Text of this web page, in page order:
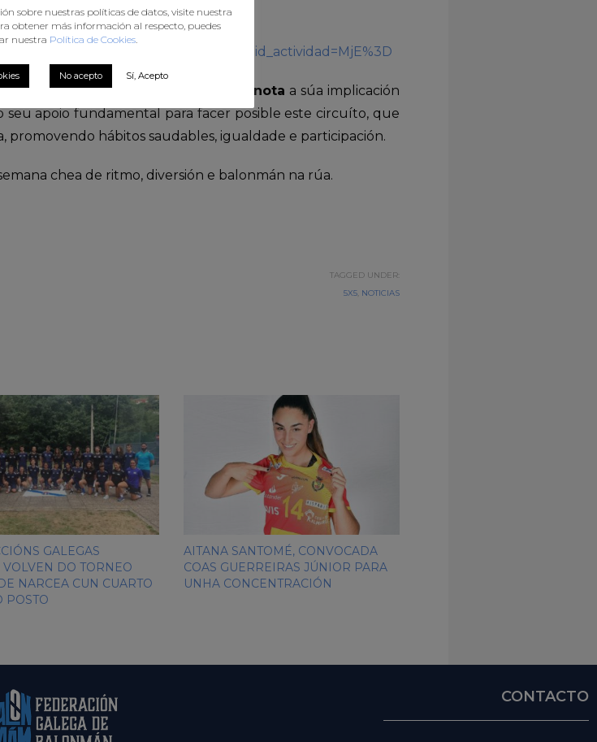
da seguinte ligazón:
detalle_inscripcion_actividad.php?id_actividad=MjE%3D
agradecer ao Concello de Carnota a súa implicación
seu apoio fundamental para facer posible este circuíto, que
promovendo hábitos saudables, igualdade e participación.
chea de ritmo, diversión e balonmán na rúa.
TAGGED UNDER:
5X5 NOTICIAS
GALEGAS
VOLVEN DO TORNEO
NARCEA CUN CUARTO
POSTO
AITANA SANTOMÉ, CONVOCADA
COAS GUERREIRAS JÚNIOR PARA
UNHA CONCENTRACIÓN
CONTACTO
sobre nuestras políticas de datos, visite nuestra
obtener más información al respecto, puedes
nuestra Política de Cookies.
No acepto Sí, Acepto